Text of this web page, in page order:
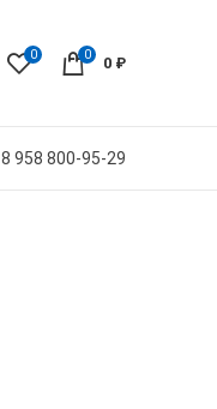
0 0 0 ₽
8 958 800-95-29